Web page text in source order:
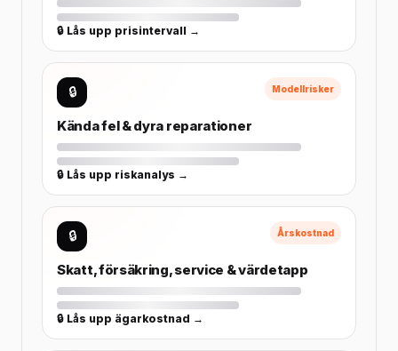
🔒 Lås upp prisintervall →
🔒 Modellrisker
Kända fel & dyra reparationer
🔒 Lås upp riskanalys →
🔒 Årskostnad
Skatt, försäkring, service & värdetapp
🔒 Lås upp ägarkostnad →